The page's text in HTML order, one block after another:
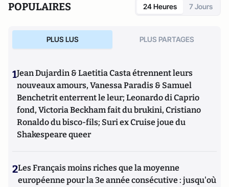
POPULAIRES 24 Heures 7 Jours
PLUS LUS PLUS PARTAGES
1Jean Dujardin & Laetitia Casta étrennent leurs
nouveaux amours, Vanessa Paradis & Samuel
Benchetrit enterrent le leur; Leonardo di Caprio
fond, Victoria Beckham fait du brukini, Cristiano
Ronaldo du bisco-fils; Suri ex Cruise joue du
Shakespeare queer
2Les Français moins riches que la moyenne
européenne pour la 3e année consécutive : jusqu'où